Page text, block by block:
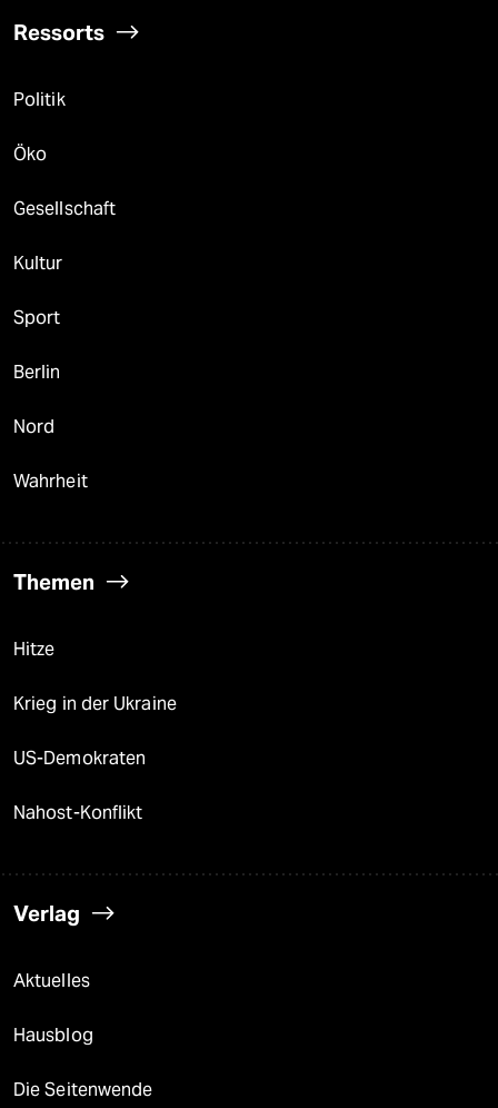
Ressorts
Politik
Öko
Gesellschaft
Kultur
Sport
Berlin
Nord
Wahrheit
Themen
Hitze
Krieg in der Ukraine
US-Demokraten
Nahost-Konflikt
Verlag
Aktuelles
Hausblog
Die Seitenwende